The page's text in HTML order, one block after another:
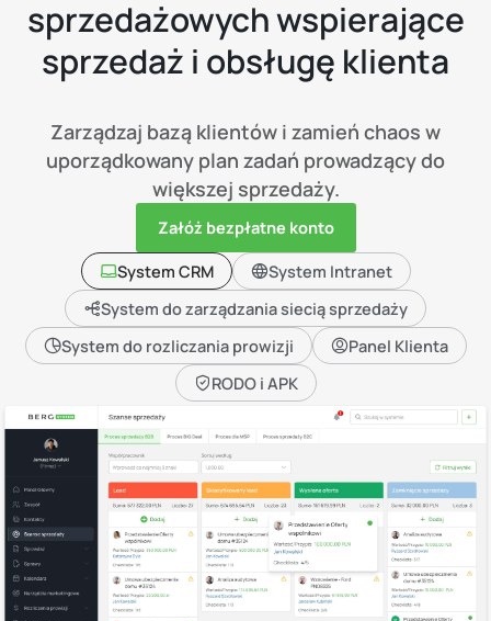
sprzedażowych wspierające
sprzedaż i obsługę klienta
Zarządzaj bazą klientów i zamień chaos w
uporządkowany plan zadań prowadzący do
większej sprzedaży.
Załóż bezpłatne konto
System CRM
System Intranet
System do zarządzania siecią sprzedaży
System do rozliczania prowizji
Panel Klienta
RODO i APK